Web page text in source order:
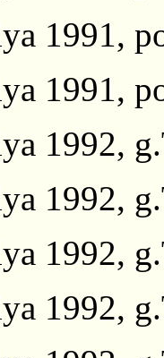
1991,
1991,
1992,
1992,
1992,
1992,